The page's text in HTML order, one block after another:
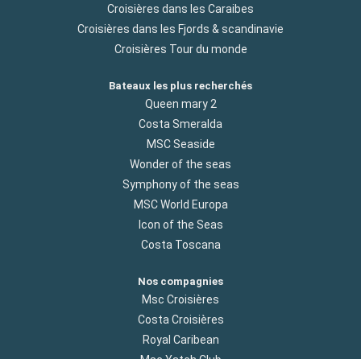
Croisières dans les Caraibes
Croisières dans les Fjords & scandinavie
Croisières Tour du monde
Bateaux les plus recherchés
Queen mary 2
Costa Smeralda
MSC Seaside
Wonder of the seas
Symphony of the seas
MSC World Europa
Icon of the Seas
Costa Toscana
Nos compagnies
Msc Croisières
Costa Croisières
Royal Caribean